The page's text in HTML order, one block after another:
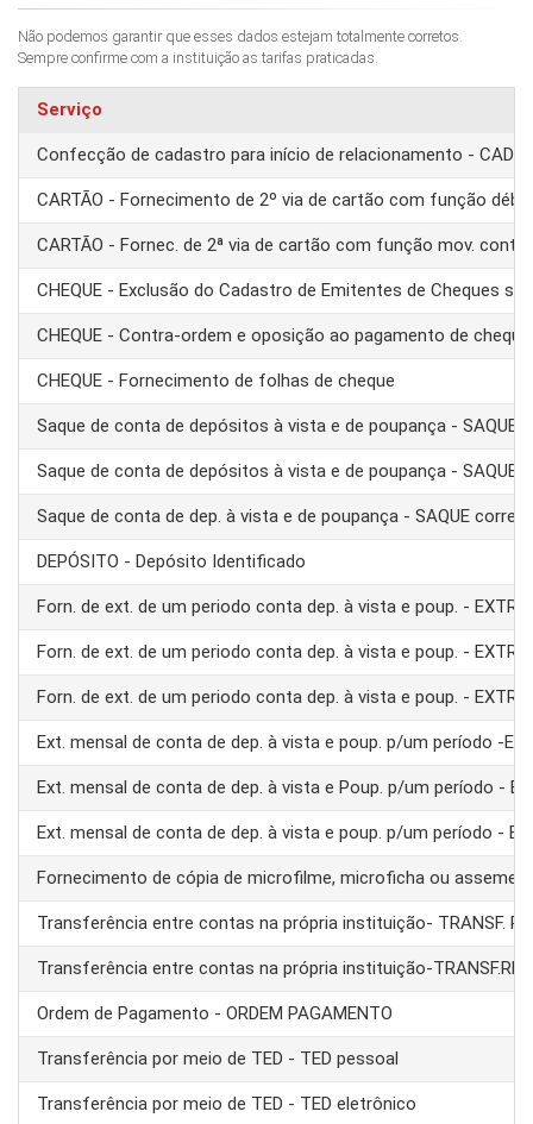
Não podemos garantir que esses dados estejam totalmente corretos.
Sempre confirme com a instituição as tarifas praticadas.
Serviço
Confecção de cadastro para início de relacionamento -
CARTÃO - Fornecimento de 2º via de cartão com função
CARTÃO - Fornec. de 2ª via de cartão com função mov. conta
CHEQUE - Exclusão do Cadastro de Emitentes de Cheques
CHEQUE - Contra-ordem e oposição ao pagamento de cheque
CHEQUE - Fornecimento de folhas de cheque
Saque de conta de depósitos à vista e de poupança - SAQUE
Saque de conta de depósitos à vista e de poupança - SAQUE
Saque de conta de dep. à vista e de poupança - SAQUE
DEPÓSITO - Depósito Identificado
Forn. de ext. de um periodo conta dep. à vista e poup. -
Forn. de ext. de um periodo conta dep. à vista e poup. -
Forn. de ext. de um periodo conta dep. à vista e poup. -
Ext. mensal de conta de dep. à vista e poup. p/um período -
Ext. mensal de conta de dep. à vista e Poup. p/um período -
Ext. mensal de conta de dep. à vista e poup. p/um período -
Fornecimento de cópia de microfilme, microficha ou
Transferência entre contas na própria instituição- TRANSF.
Transferência entre contas na própria instituição-
Ordem de Pagamento - ORDEM PAGAMENTO
Transferência por meio de TED - TED pessoal
Transferência por meio de TED - TED eletrônico